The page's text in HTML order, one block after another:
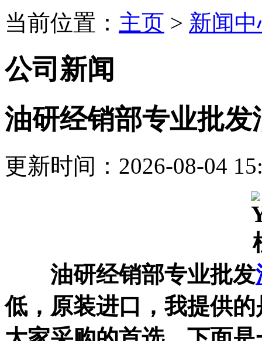
当前位置： 主页 > 新闻
公司新闻
油研经销部专业批
更新时间：2026-08-04
油研经销部专业批发
低，原装进口，我提供